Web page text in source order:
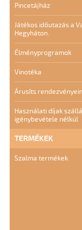
Pincetájház
Játékos időutazás a
Hegyháton.
Élményprogramok
Vinotéka
Árusíts
Használati díjak
igénybevétele nélkül
TERMÉKEK
Szalma termékek